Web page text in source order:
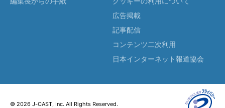
広告掲載
記事配信
コンテンツ二次利用
日本インターネット報道協会
© 2026 J-CAST, Inc. All Rights Reserved.